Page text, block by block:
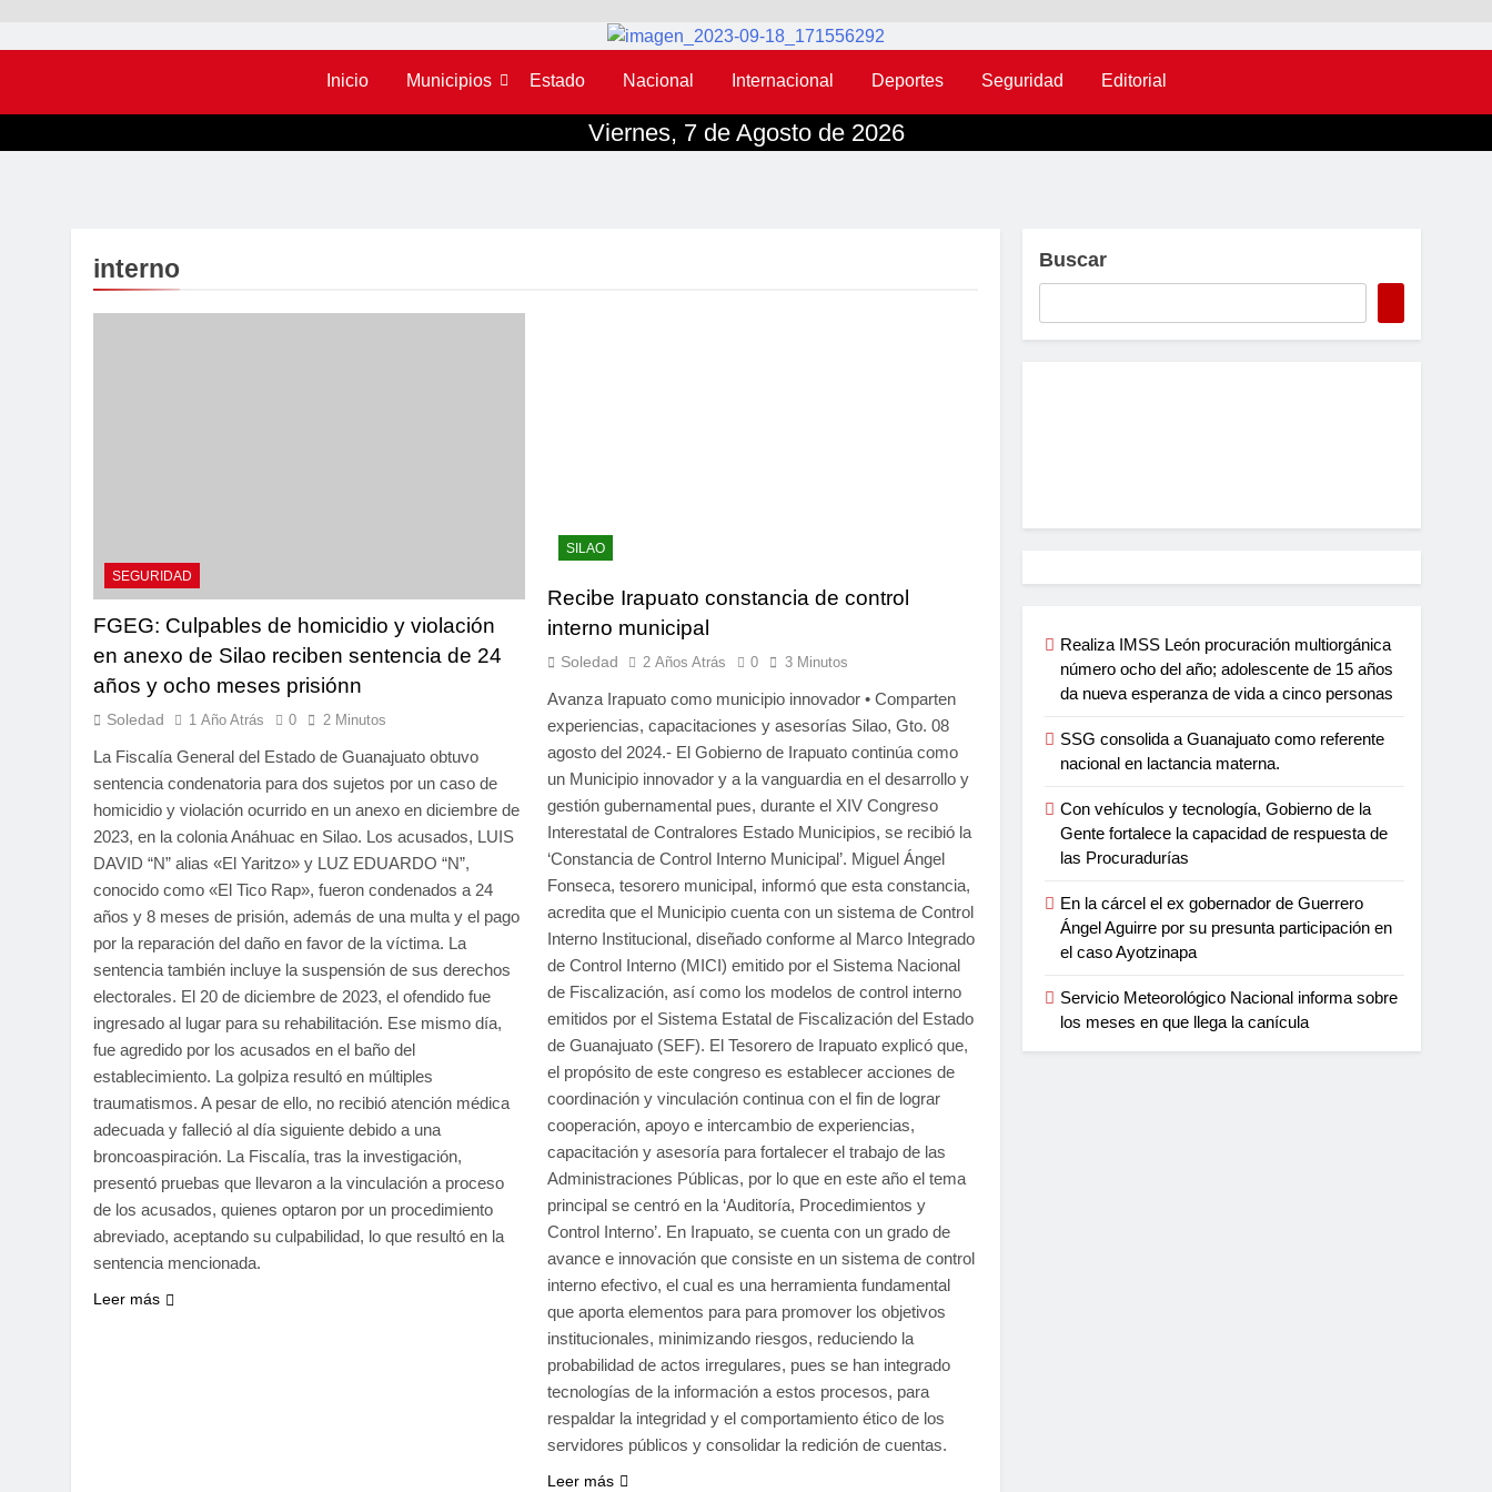
Inicio Municipios Estado Nacional Internacional Deportes Seguridad Editorial
Viernes, 7 de Agosto de 2026
interno
SEGURIDAD
FGEG: Culpables de homicidio y violación
en anexo de Silao reciben sentencia de 24
años y ocho meses prisiónn
Soledad 1 Año Atrás 0 2 Minutos
La Fiscalía General del Estado de Guanajuato obtuvo
sentencia condenatoria para dos sujetos por un caso de
homicidio y violación ocurrido en un anexo en diciembre de
2023, en la colonia Anáhuac en Silao. Los acusados, LUIS
DAVID “N” alias «El Yaritzo» y LUZ EDUARDO “N”,
conocido como «El Tico Rap», fueron condenados a 24
años y 8 meses de prisión, además de una multa y el pago
por la reparación del daño en favor de la víctima. La
sentencia también incluye la suspensión de sus derechos
electorales. El 20 de diciembre de 2023, el ofendido fue
ingresado al lugar para su rehabilitación. Ese mismo día,
fue agredido por los acusados en el baño del
establecimiento. La golpiza resultó en múltiples
traumatismos. A pesar de ello, no recibió atención médica
adecuada y falleció al día siguiente debido a una
broncoaspiración. La Fiscalía, tras la investigación,
presentó pruebas que llevaron a la vinculación a proceso
de los acusados, quienes optaron por un procedimiento
abreviado, aceptando su culpabilidad, lo que resultó en la
sentencia mencionada.
Leer más
SILAO
Recibe Irapuato constancia de control
interno municipal
Soledad 2 Años Atrás 0 3 Minutos
Avanza Irapuato como municipio innovador • Comparten
experiencias, capacitaciones y asesorías Silao, Gto. 08
agosto del 2024.- El Gobierno de Irapuato continúa como
un Municipio innovador y a la vanguardia en el desarrollo y
gestión gubernamental pues, durante el XIV Congreso
Interestatal de Contralores Estado Municipios, se recibió la
‘Constancia de Control Interno Municipal’. Miguel Ángel
Fonseca, tesorero municipal, informó que esta constancia,
acredita que el Municipio cuenta con un sistema de Control
Interno Institucional, diseñado conforme al Marco Integrado
de Control Interno (MICI) emitido por el Sistema Nacional
de Fiscalización, así como los modelos de control interno
emitidos por el Sistema Estatal de Fiscalización del Estado
de Guanajuato (SEF). El Tesorero de Irapuato explicó que,
el propósito de este congreso es establecer acciones de
coordinación y vinculación continua con el fin de lograr
cooperación, apoyo e intercambio de experiencias,
capacitación y asesoría para fortalecer el trabajo de las
Administraciones Públicas, por lo que en este año el tema
principal se centró en la ‘Auditoría, Procedimientos y
Control Interno’. En Irapuato, se cuenta con un grado de
avance e innovación que consiste en un sistema de control
interno efectivo, el cual es una herramienta fundamental
que aporta elementos para para promover los objetivos
institucionales, minimizando riesgos, reduciendo la
probabilidad de actos irregulares, pues se han integrado
tecnologías de la información a estos procesos, para
respaldar la integridad y el comportamiento ético de los
servidores públicos y consolidar la redición de cuentas.
Leer más
Buscar
Realiza IMSS León procuración multiorgánica
número ocho del año; adolescente de 15 años
da nueva esperanza de vida a cinco personas
SSG consolida a Guanajuato como referente
nacional en lactancia materna.
Con vehículos y tecnología, Gobierno de la
Gente fortalece la capacidad de respuesta de
las Procuradurías
En la cárcel el ex gobernador de Guerrero
Ángel Aguirre por su presunta participación en
el caso Ayotzinapa
Servicio Meteorológico Nacional informa sobre
los meses en que llega la canícula